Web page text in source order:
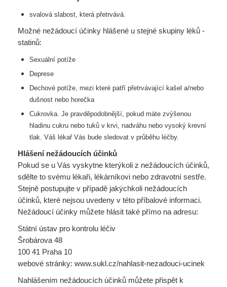
svalová slabost, která přetrvává.
Možné nežádoucí účinky hlášené u stejné skupiny léků -
statinů:
Sexuální potíže
Deprese
Dechové potíže, mezi které patří přetrvávající kašel a/nebo
dušnost nebo horečka
Cukrovka. Je pravděpodobnější, pokud máte zvýšenou
hladinu cukru nebo tuků v krvi, nadváhu nebo vysoký krevní
tlak. Váš lékař Vás bude sledovat v průběhu léčby.
Hlášení nežádoucích účinků
Pokud se u Vás vyskytne kterýkoli z nežádoucích účinků,
sdělte to svému lékaři, lékárníkovi nebo zdravotní sestře.
Stejně postupujte v případě jakýchkoli nežádoucích
účinků, které nejsou uvedeny v této příbalové informaci.
Nežádoucí účinky můžete hlásit také přímo na adresu:
Státní ústav pro kontrolu léčiv
Šrobárova 48
100 41 Praha 10
webové stránky: www.sukl.cz/nahlasit-nezadouci-ucinek
Nahlášením nežádoucích účinků můžete přispět k